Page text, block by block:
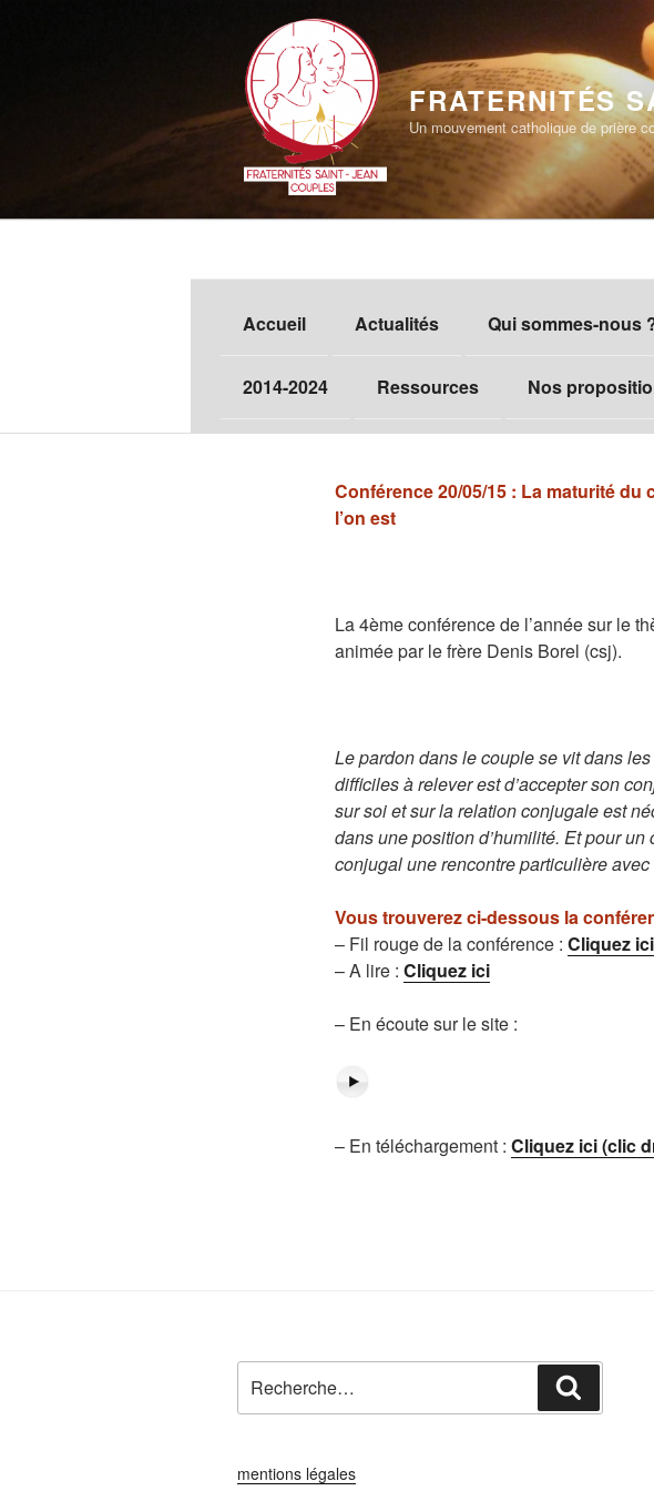
FRATERNITÉS
Un mouvement catholique de prière
Accueil Actualités Qui sommes-nous
2014-2024 Ressources Nos
Conférence 20/05/15 : La maturité
l’on est
La 4ème conférence de l’année sur le
animée par le frère Denis Borel (csj).
Le pardon dans le couple se vit dans
difficiles à relever est d’accepter son
sur soi et sur la relation conjugale est
dans une position d’humilité. Et pour
conjugal une rencontre particulière
Vous trouverez ci-dessous la
– Fil rouge de la conférence : Cliquez ici
– A lire : Cliquez ici
– En écoute sur le site :
– En téléchargement : Cliquez ici (clic
pour
:
mentions légales